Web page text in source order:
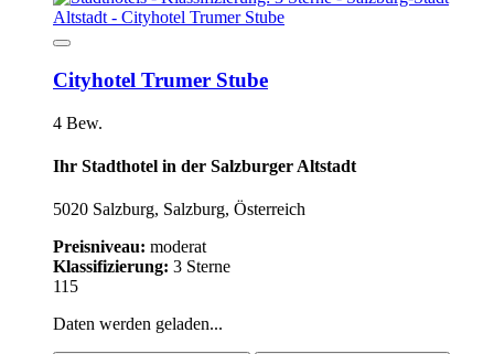
Cityhotel Trumer Stube
4 Bew.
Ihr Stadthotel in der Salzburger Altstadt
5020 Salzburg, Salzburg, Österreich
Preisniveau: moderat
Klassifizierung: 3 Sterne
115
Daten werden geladen...